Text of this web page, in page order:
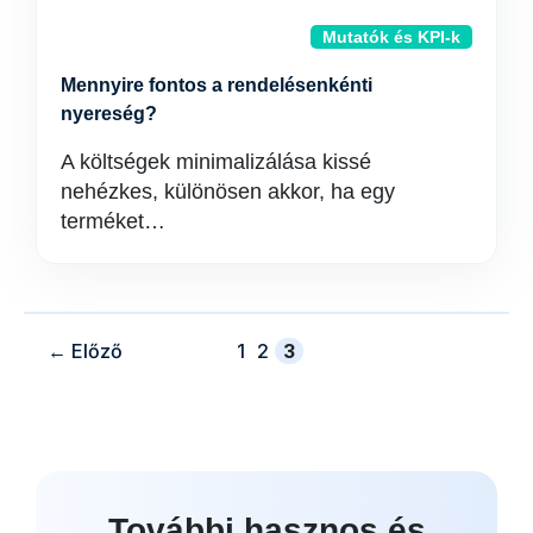
Mutatók és KPI-k
Mennyire fontos a rendelésenkénti
nyereség?
A költségek minimalizálása kissé
nehézkes, különösen akkor, ha egy
terméket…
← Előző oldal
1 oldal
2 oldal
3